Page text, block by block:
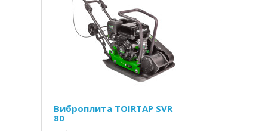
Виброплита TOIRTAP SVR
80